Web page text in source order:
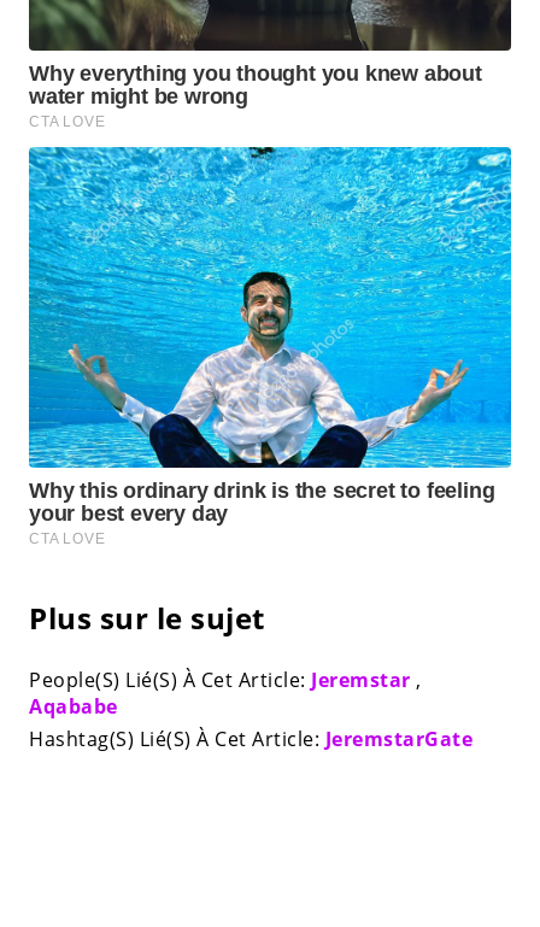
Plus sur le sujet
People(S) Lié(S) À Cet Article: Jeremstar ,
Aqababe
Hashtag(S) Lié(S) À Cet Article: JeremstarGate